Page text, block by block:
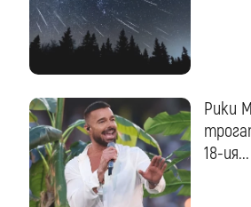
Рики
18-ия...